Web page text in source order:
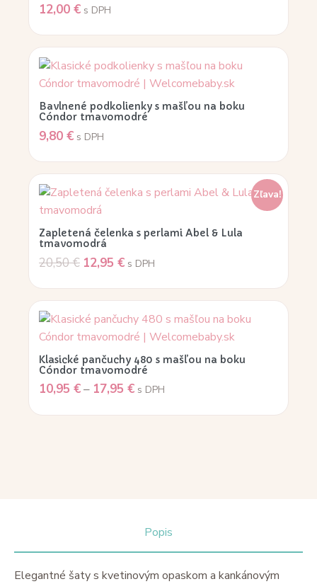
12,00 € s DPH
Bavlnené podkolienky s mašľou na boku
Cóndor tmavomodré
9,80 € s DPH
Zľava!
Zapletená čelenka s perlami Abel & Lula
tmavomodrá
20,50€ 12,95 € s DPH
Klasické pančuchy 480 s mašľou na boku
Cóndor tmavomodré
10,95 €– 17,95 € s DPH
Popis
Elegantné šaty s kvetinovým opaskom a kankánovým